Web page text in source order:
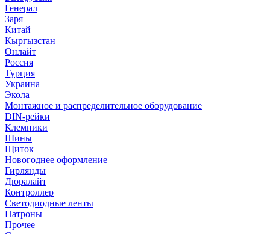
Генерал
Заря
Китай
Кыргызстан
Онлайт
Россия
Турция
Украина
Экола
Монтажное и распределительное оборудование
DIN-рейки
Клемники
Шины
Щиток
Новогоднее оформление
Гирлянды
Дюралайт
Контроллер
Светодиодные ленты
Патроны
Прочее